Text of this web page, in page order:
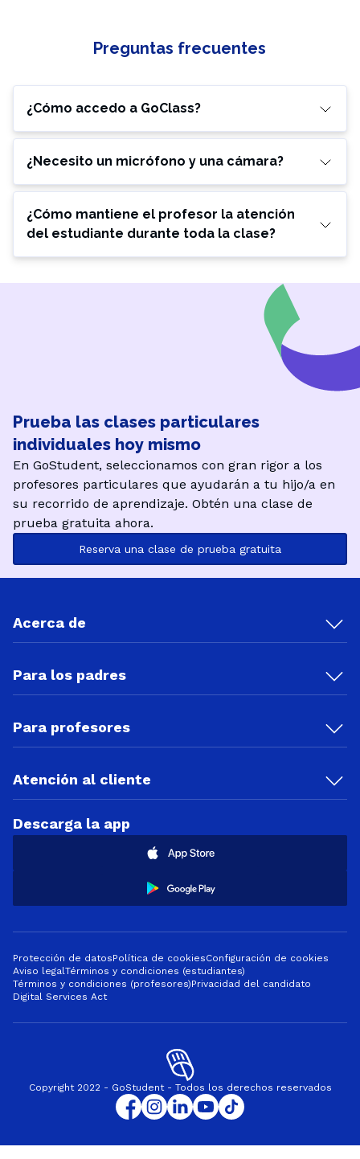
Preguntas frecuentes
¿Cómo accedo a GoClass?
¿Necesito un micrófono y una cámara?
¿Cómo mantiene el profesor la atención
del estudiante durante toda la clase?
Prueba las clases particulares
individuales hoy mismo
En GoStudent, seleccionamos con gran rigor a los
profesores particulares que ayudarán a tu hijo/a en
su recorrido de aprendizaje. Obtén una clase de
prueba gratuita ahora.
Reserva una clase de prueba gratuita
Acerca de
Para los padres
Para profesores
Atención al cliente
Descarga la app
Protección de datosPolítica de cookiesConfiguración de cookies
Aviso legalTérminos y condiciones (estudiantes)
Términos y condiciones (profesores)Privacidad del candidato
Digital Services Act
Copyright 2022 - GoStudent - Todos los derechos reservados